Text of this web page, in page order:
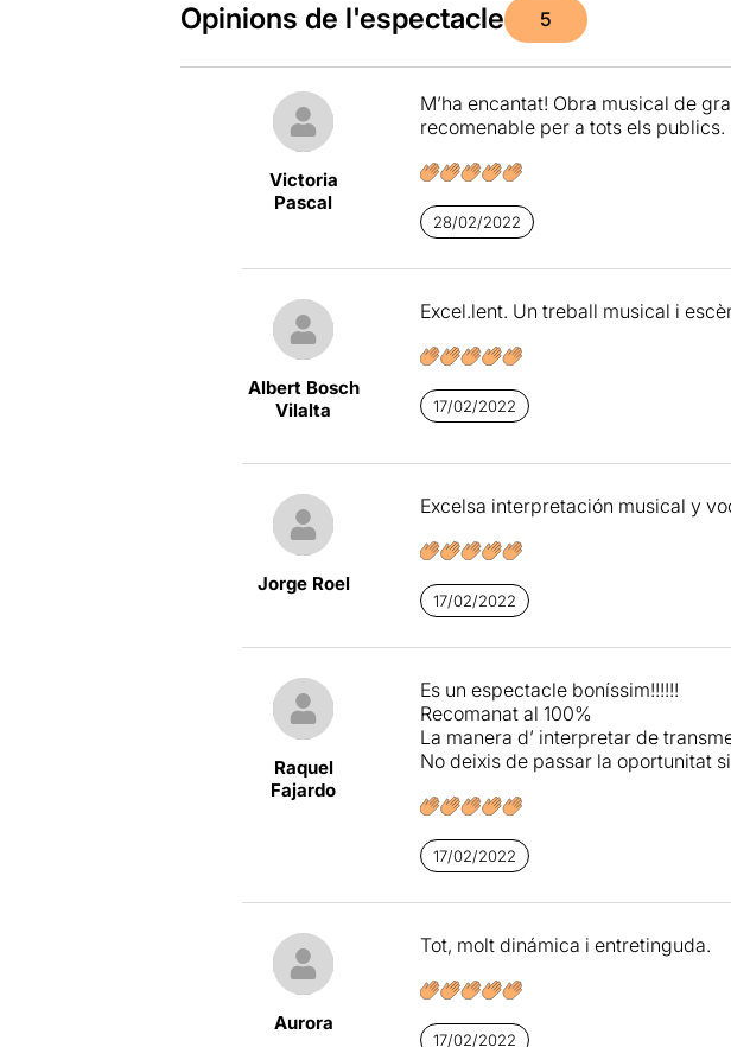
Opinions de l'espectacle 5
Victoria
Pascal
M’ha encantat! Obra musical de
recomenable per a tots els publics.
28/02/2022
Albert Bosch
Vilalta
Excel.lent. Un treball musical i
17/02/2022
Jorge Roel
Excelsa interpretación musical y
17/02/2022
Raquel
Fajardo
Es un espectacle boníssim!!!!!!
Recomanat al 100%
La manera d’ interpretar de
No deixis de passar la oportunitat
17/02/2022
Aurora
Tot, molt dinámica i entretinguda.
17/02/2022